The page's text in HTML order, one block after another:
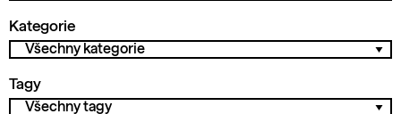
Kategorie
Tagy